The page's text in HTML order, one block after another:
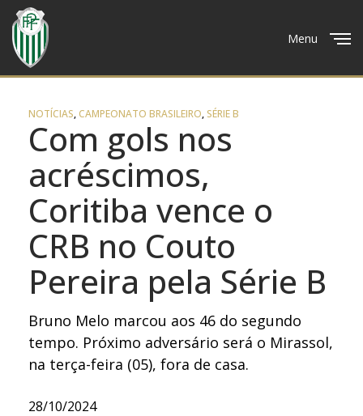
Menu
NOTÍCIAS,CAMPEONATO BRASILEIRO, SÉRIE B
Com gols nos
acréscimos,
Coritiba vence o
CRB no Couto
Pereira pela Série B
Bruno Melo marcou aos 46 do segundo
tempo. Próximo adversário será o Mirassol,
na terça-feira (05), fora de casa.
28/10/2024